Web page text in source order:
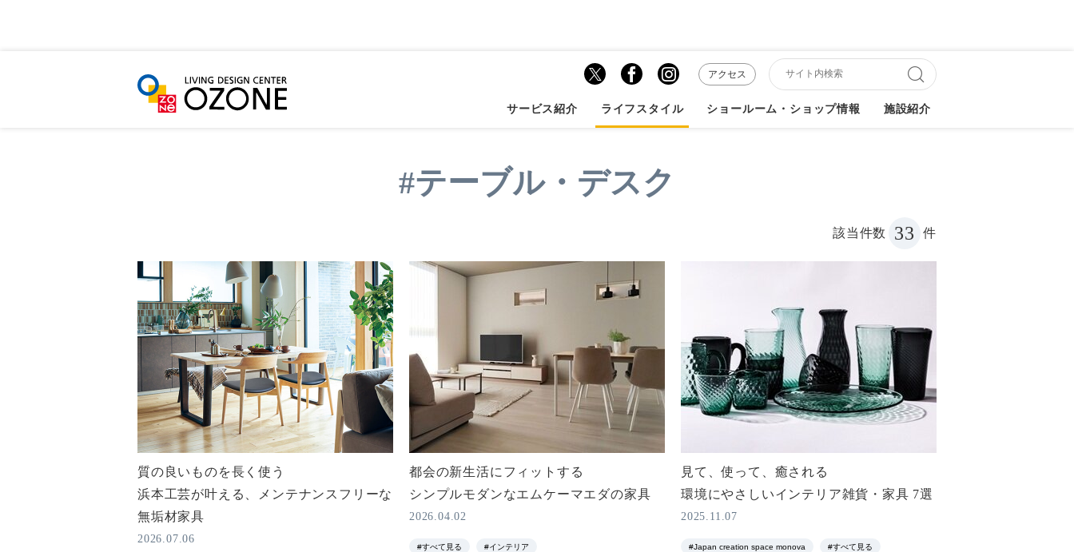
アクセス
サービス紹介 ライフスタイル ショールーム・ショップ情報 施設紹介
HOME LIFE STYLE キーワード一覧
#テーブル・デスク
該当件数 33 件
質の良いものを長く使う
浜本工芸が叶える、メンテナンスフリーな
無垢材家具
2026.07.06
都会の新生活にフィットする
シンプルモダンなエムケーマエダの家具
2026.04.02
#すべて見る #インテリア
見て、使って、癒される
環境にやさしいインテリア雑貨・家具 7選
2025.11.07
#Japan creation space monova #すべて見る